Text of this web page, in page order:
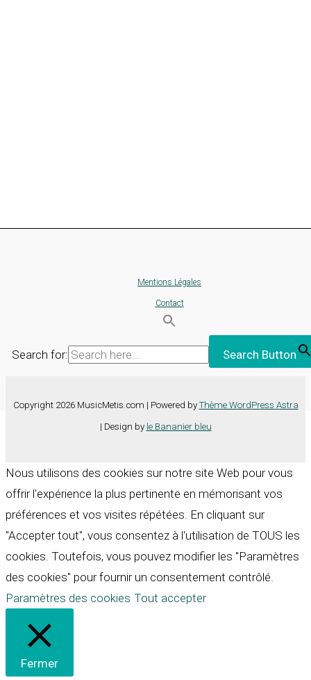
Mentions Légales
Contact
Search for: Search Button
Copyright 2026 MusicMetis.com | Powered by Thème WordPress Astra
| Design by le Bananier bleu
Nous utilisons des cookies sur notre site Web pour vous
offrir l'expérience la plus pertinente en mémorisant vos
préférences et vos visites répétées. En cliquant sur
"Accepter tout", vous consentez à l'utilisation de TOUS les
cookies. Toutefois, vous pouvez modifier les "Paramètres
des cookies" pour fournir un consentement contrôlé.
Paramètres des cookies Tout accepter
Fermer